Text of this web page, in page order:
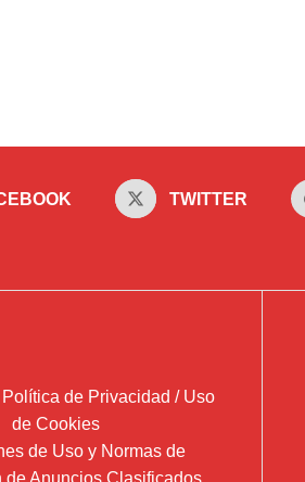
TWITTER
de Privacidad / Uso
de Cookies
de Uso y Normas de
de Anuncios Clasificados